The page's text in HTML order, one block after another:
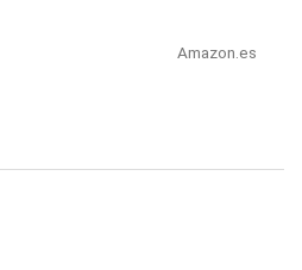
Amazon.es